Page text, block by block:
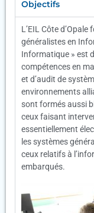
Objectifs
L’EIL Côte
généralistes en
Informatique » est
compétences en
et d’audit de
environnements
sont formés aussi
ceux faisant
essentiellement
les systèmes
ceux relatifs à
embarqués.